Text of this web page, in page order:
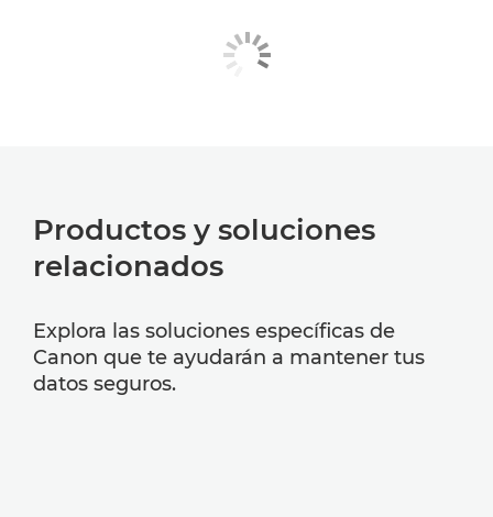
Productos y soluciones
relacionados
Explora las soluciones específicas de
Canon que te ayudarán a mantener tus
datos seguros.